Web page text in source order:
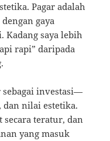
Pagar adalah
gaya
Kadang saya lebih
rapi” daripada
investasi—
dan nilai estetika.
teratur, dan
yang masuk